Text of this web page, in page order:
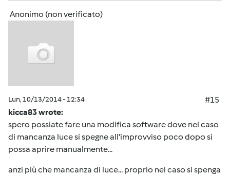
Anonimo (non verificato)
Lun, 10/13/2014 - 12:34
#15
kicca83 wrote:
spero possiate fare una modifica software dove nel caso
di mancanza luce si spegne all'improvviso poco dopo si
possa aprire manualmente...
anzi più che mancanza di luce... proprio nel caso si spenga